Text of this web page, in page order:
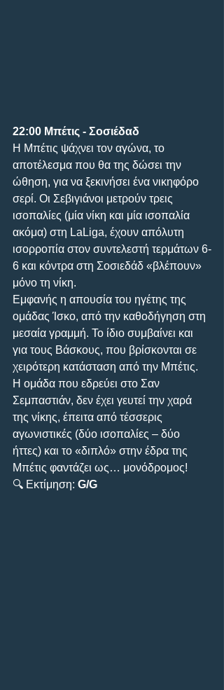
22:00 Μπέτις - Σοσιέδαδ
Η Μπέτις ψάχνει τον αγώνα, το
αποτέλεσμα που θα της δώσει την
ώθηση, για να ξεκινήσει ένα νικηφόρο
σερί. Οι Σεβιγιάνοι μετρούν τρεις
ισοπαλίες (μία νίκη και μία ισοπαλία
ακόμα) στη LaLiga, έχουν απόλυτη
ισορροπία στον συντελεστή τερμάτων 6-
6 και κόντρα στη Σοσιεδάδ «βλέπουν»
μόνο τη νίκη.
Εμφανής η απουσία του ηγέτης της
ομάδας Ίσκο, από την καθοδήγηση στη
μεσαία γραμμή. Το ίδιο συμβαίνει και
για τους Βάσκους, που βρίσκονται σε
χειρότερη κατάσταση από την Μπέτις.
Η ομάδα που εδρεύει στο Σαν
Σεμπαστιάν, δεν έχει γευτεί την χαρά
της νίκης, έπειτα από τέσσερις
αγωνιστικές (δύο ισοπαλίες – δύο
ήττες) και το «διπλό» στην έδρα της
Μπέτις φαντάζει ως… μονόδρομος!
🔍 Εκτίμηση: G/G